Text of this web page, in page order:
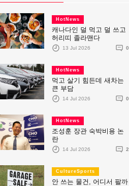
HotNews
캐나다인 덜 먹고 덜 쓰고
허리띠 졸라맨다
13 Jul 2026 0
HotNews
먹고 살기 힘든데 새차는
큰 부담
14 Jul 2026 0
HotNews
조성훈 장관 숙박비용 논
란
14 Jul 2026 2
CultureSports
안 쓰는 물건, 어디서 팔까